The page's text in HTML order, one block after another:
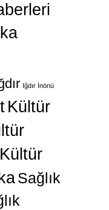
Iğdır İnönü
Kültür
Kültür
Sağlık